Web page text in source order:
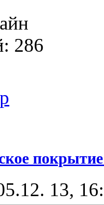
286
13,